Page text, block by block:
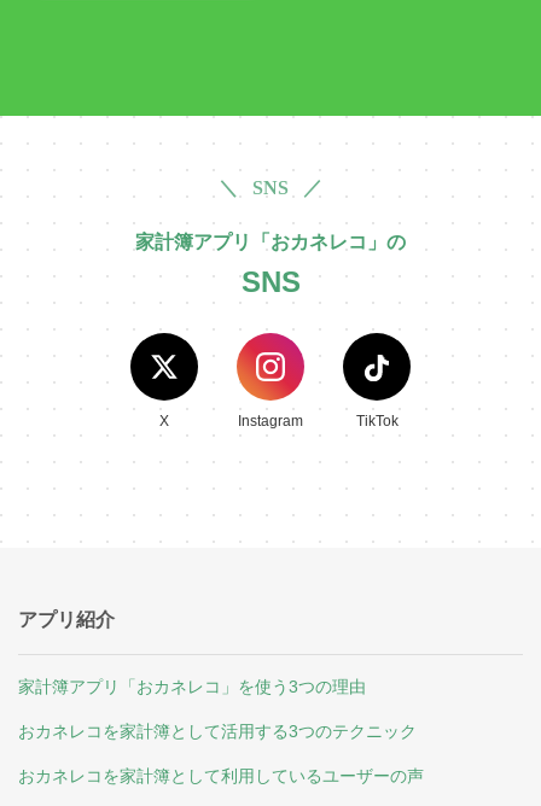
＼ SNS ／
家計簿アプリ「おカネレコ」の
SNS
X Instagram TikTok
アプリ紹介
家計簿アプリ「おカネレコ」を使う3つの理由
おカネレコを家計簿として活用する3つのテクニック
おカネレコを家計簿として利用しているユーザーの声